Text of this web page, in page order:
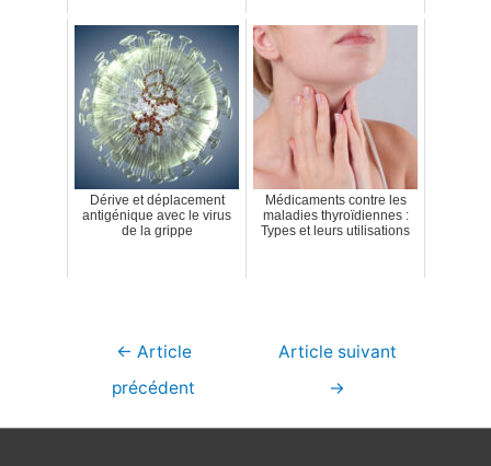
Dérive et déplacement
antigénique avec le virus
de la grippe
Médicaments contre les
maladies thyroïdiennes :
Types et leurs utilisations
Navigation
← Article
précédent
Article suivant
→